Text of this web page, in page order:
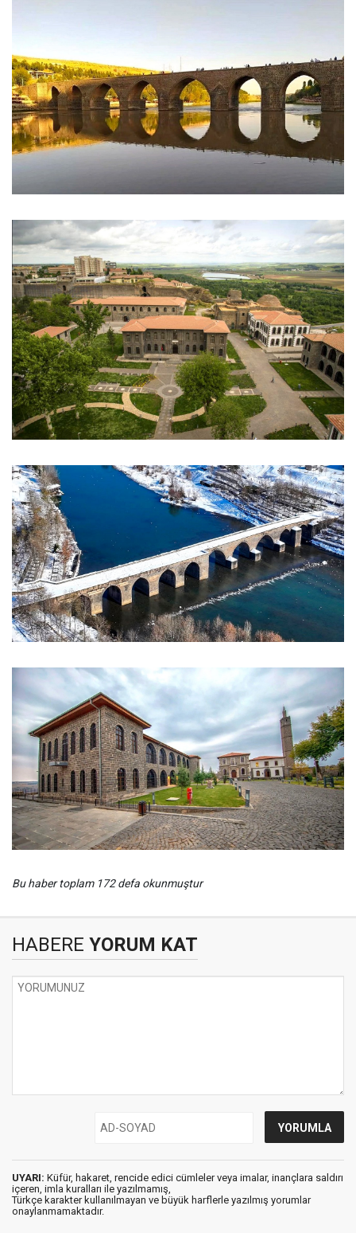
Bu haber toplam 172 defa okunmuştur
HABERE YORUM KAT
UYARI: Küfür, hakaret, rencide edici cümleler veya imalar, inançlara saldırı
içeren, imla kuralları ile yazılmamış,
Türkçe karakter kullanılmayan ve büyük harflerle yazılmış yorumlar
onaylanmamaktadır.